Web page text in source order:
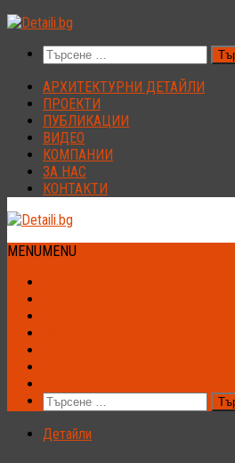
Към
Търсене
за:
АРХИТЕКТУРНИ ДЕТАЙЛИ
ПРОЕКТИ
ПУБЛИКАЦИИ
ВИДЕО
КОМПАНИИ
ЗА НАС
КОНТАКТИ
MENUMENU
Търсене
за:
Детайли